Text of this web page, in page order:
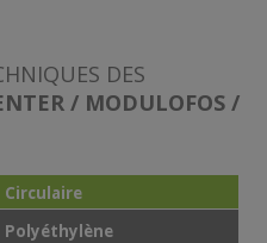
DES
/ MODULOFOS /
Circulaire
Polyéthylène